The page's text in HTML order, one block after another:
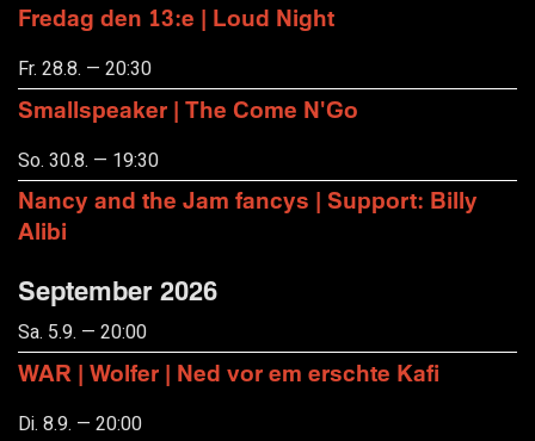
Fredag den 13:e | Loud Night
Fr. 28.8. — 20:30
Smallspeaker | The Come N'Go
So. 30.8. — 19:30
Nancy and the Jam fancys | Support: Billy
Alibi
September 2026
Sa. 5.9. — 20:00
WAR | Wolfer | Ned vor em erschte Kafi
Di. 8.9. — 20:00